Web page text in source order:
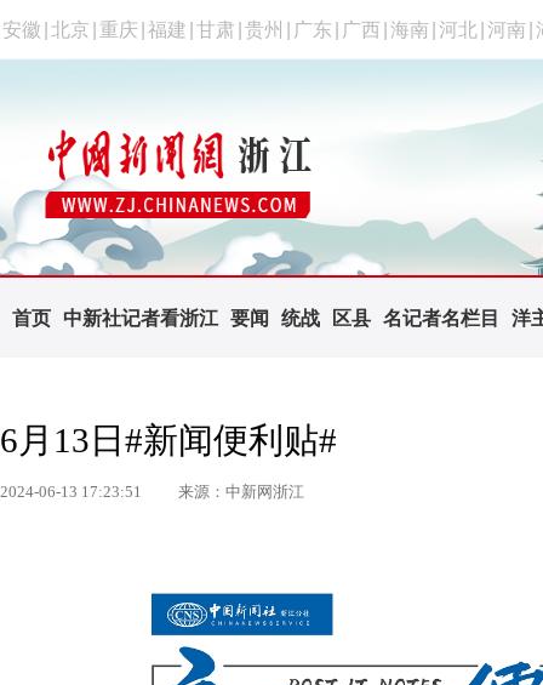
安徽 北京 重庆 福建 甘肃 贵州 广东 广西 海南 河北 河南
首页 中新社记者看浙江 要闻 统战 区县 名记者名栏目 洋
6月13日#新闻便利贴#
2024-06-13 17:23:51 来源：中新网浙江